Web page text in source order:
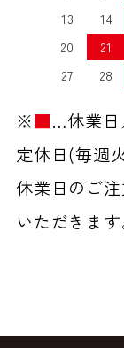
13
14
20
21
27
28
※■…休業日
定休日(毎週
休業日のご
いただきます